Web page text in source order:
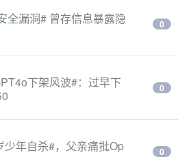
全漏洞# 曾存信息暴露隐
0
下架风波#：过早下
0
少年自杀#，父亲痛批Op
0